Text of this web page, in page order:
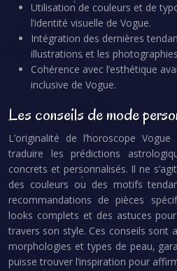
Utilisation de couleurs et de
l’identité visuelle de Vogue.
Intégration des dernières
illustrations et les
Cohérence avec l’esthétique
inclusive de Vogue.
Les conseils de mode
L’originalité de l’horoscope
traduire les prédictions
concrets et personnalisés. Il ne
des couleurs ou des motifs
recommandations de pièces
looks complets et des astuces
travers son style. Ces conseils sont
morphologies et types de peau,
puisse trouver l’inspiration pour